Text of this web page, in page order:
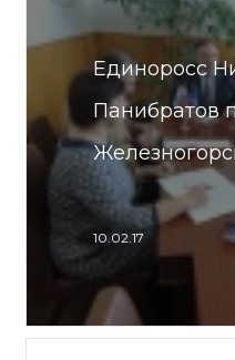
Единоросс
Панибратов
10.02.17